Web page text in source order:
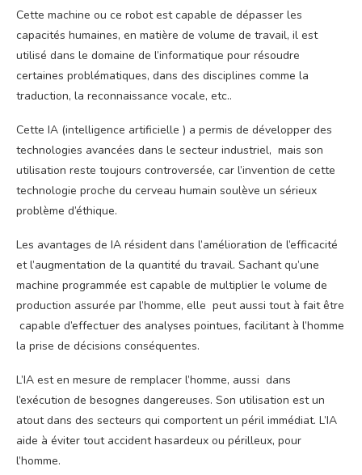
Cette machine ou ce robot est capable de dépasser les
capacités humaines, en matière de volume de travail, il est
utilisé dans le domaine de l’informatique pour résoudre
certaines problématiques, dans des disciplines comme la
traduction, la reconnaissance vocale, etc..
Cette IA (intelligence artificielle ) a permis de développer des
technologies avancées dans le secteur industriel, mais son
utilisation reste toujours controversée, car l’invention de cette
technologie proche du cerveau humain soulève un sérieux
problème d’éthique.
Les avantages de IA résident dans l’amélioration de l’efficacité
et l’augmentation de la quantité du travail. Sachant qu’une
machine programmée est capable de multiplier le volume de
production assurée par l’homme, elle peut aussi tout à fait être
capable d’effectuer des analyses pointues, facilitant à l’homme
la prise de décisions conséquentes.
L’IA est en mesure de remplacer l’homme, aussi dans
l’exécution de besognes dangereuses. Son utilisation est un
atout dans des secteurs qui comportent un péril immédiat. L’IA
aide à éviter tout accident hasardeux ou périlleux, pour
l’homme.